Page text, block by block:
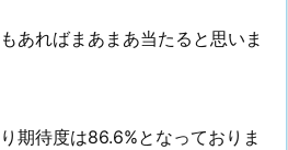
あればまあまあ当たると思いま
期待度は86.6%となっておりま